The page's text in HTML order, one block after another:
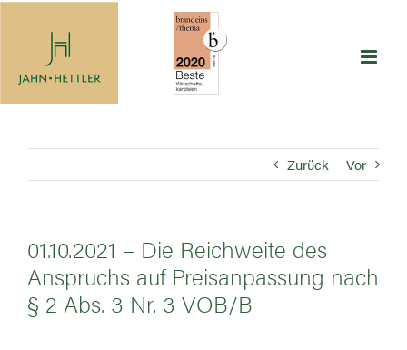
Zurück Vor
01.10.2021 – Die Reichweite des
Anspruchs auf Preisanpassung nach
§ 2 Abs. 3 Nr. 3 VOB/B